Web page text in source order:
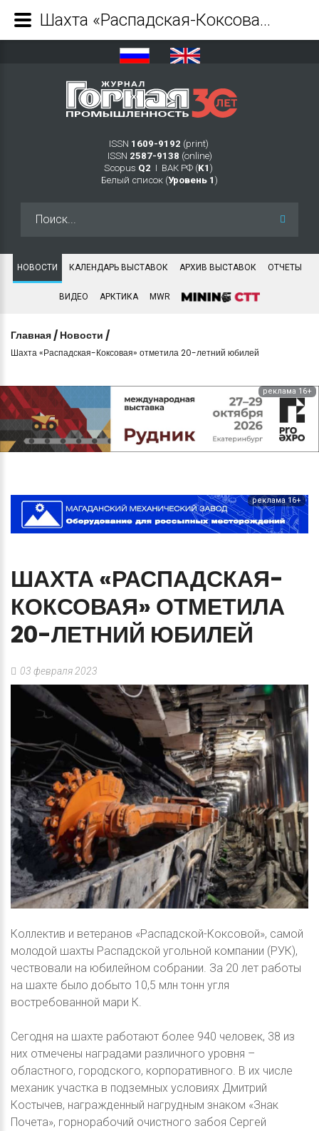
ISSN 1609-9192 (print)
ISSN 2587-9138 (online)
Scopus Q2 Ι ВАК РФ (K1 )
Белый список (Уровень 1 )
НОВОСТИ КАЛЕНДАРЬ ВЫСТАВОК АРХИВ ВЫСТАВОК ОТЧЕТЫ
ВИДЕО АРКТИКА MWR
Главная / Новости /
Шахта «Распадская-Коксовая» отметила 20-летний юбилей
реклама 16+
реклама 16+
ШАХТА «РАСПАДСКАЯ-
КОКСОВАЯ» ОТМЕТИЛА
20-ЛЕТНИЙ ЮБИЛЕЙ
03 февраля 2023
Коллектив и ветеранов «Распадской-Коксовой», самой
молодой шахты Распадской угольной компании (РУК),
чествовали на юбилейном собрании. За 20 лет работы
на шахте было добыто 10,5 млн тонн угля
востребованной мари К.
Сегодня на шахте работают более 940 человек, 38 из
них отмечены наградами различного уровня –
областного, городского, корпоративного. В их числе
механик участка в подземных условиях Дмитрий
Костычев, награжденный нагрудным знаком «Знак
Почета», горнорабочий очистного забоя Сергей
Шахта «Распадская-Коксовая» отметила 20-летний юбилей - Журнал Горная промышленность